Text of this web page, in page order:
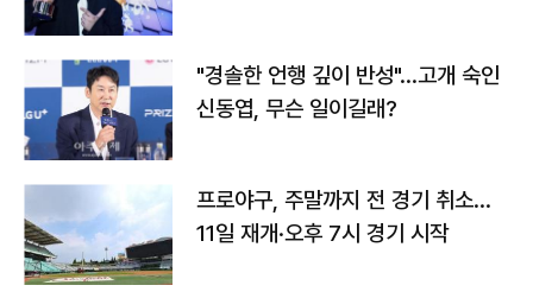
"경솔한 언행 깊이 반성"…고개 숙인
신동엽, 무슨 일이길래?
프로야구, 주말까지 전 경기 취소…
11일 재개·오후 7시 경기 시작